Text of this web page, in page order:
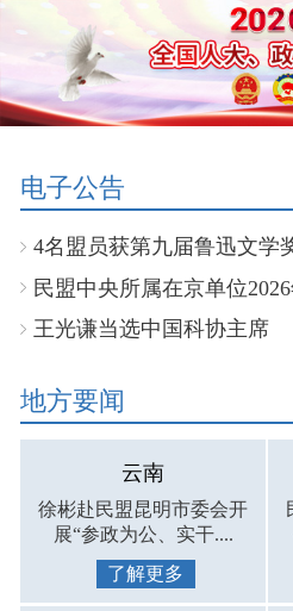
电子公告
4名盟员获第九届鲁迅文学
民盟中央所属在京单位
王光谦当选中国科协主席
地方要闻
云南
徐彬赴民盟昆明市委会开
展“参政为公、实干....
了解更多